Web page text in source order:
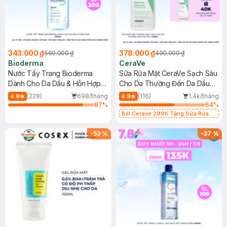
343.000 ₫560.000 ₫
Bioderma
Nước Tẩy Trang Bioderma
Dành Cho Da Dầu & Hỗn Hợp
500ml
4.9 (228)
698/tháng
87%
378.000 ₫490.000 ₫
CeraVe
Sữa Rửa Mặt CeraVe Sạch Sâu
Cho Da Thường Đến Da Dầu
473ml
4.9 (116)
1.4k/tháng
64%
Bill Cerave 299K Tặng Sữa Rửa
-53 % -37%